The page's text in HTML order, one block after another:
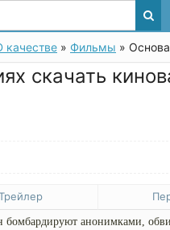
качестве » Фильмы »
скачать
бомбардируют анонимками,